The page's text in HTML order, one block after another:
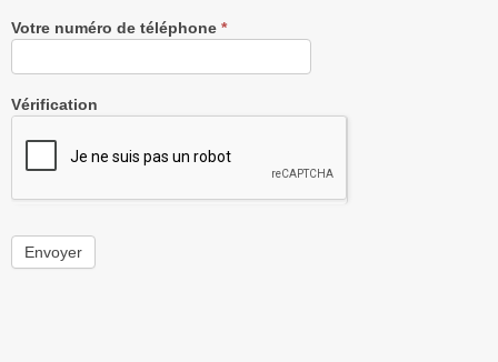
Votre numéro de téléphone *
Vérification
Envoyer